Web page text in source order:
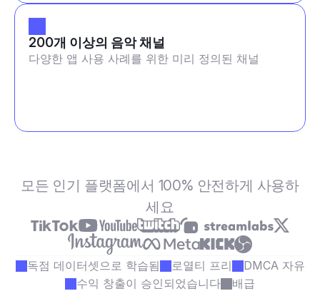
200개 이상의 음악 채널
다양한 앱 사용 사례를 위한 미리 정의된 채널
모든 인기 플랫폼에서 100% 안전하게 사용하
세요
독점 데이터셋으로 학습됨 로열티 프리
DMCA 자유
수익 창출이 승인되었습니다
배급